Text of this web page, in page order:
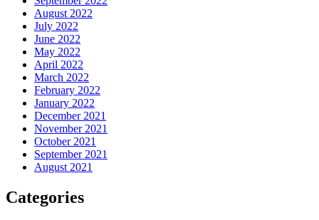
August 2022
July 2022
June 2022
May 2022
April 2022
March 2022
February 2022
January 2022
December 2021
November 2021
October 2021
September 2021
August 2021
Categories